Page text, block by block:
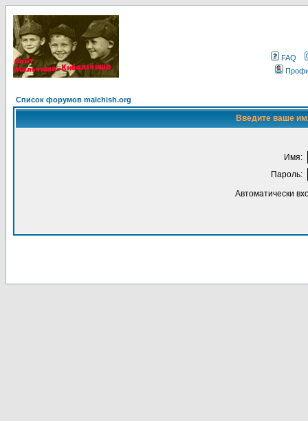
FAQ
Список форумов malchish.org
Введите ваше
Имя:
Пароль:
Автоматически